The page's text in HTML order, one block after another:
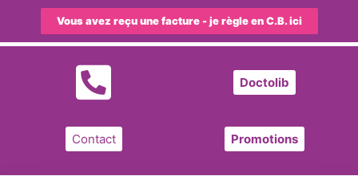
Vous avez reçu une facture - je règle en C.B. ici
Doctolib
Contact Promotions